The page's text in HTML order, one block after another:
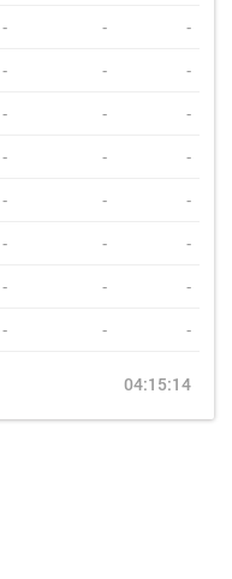
- - -
- - -
- - -
- - -
- - -
- - -
- - -
- - -
04:15:14